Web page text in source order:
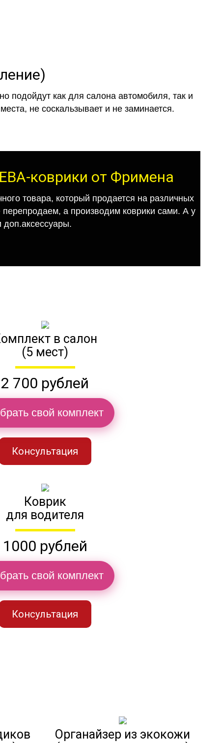
подойдут как для салона автомобиля, так и
не соскальзывает и не заминается.
коврики от Фримена
товара, который продается на различных
а производим коврики сами. А у
в салон
(5 мест)
2 700 рублей
свой комплект
Консультация
Коврик
для водителя
1000 рублей
свой комплект
Консультация
Органайзер из экокожи